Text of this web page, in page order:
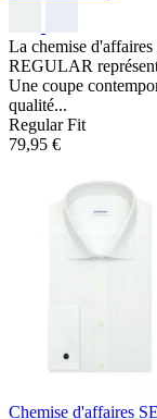
La chemise
REGULAR
Une coupe
qualité...
Regular Fit
79,95 €
Chemise d'affaires